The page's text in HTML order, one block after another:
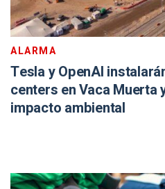
ALARMA
Tesla y OpenAI
centers en Vaca Muerta
impacto ambiental